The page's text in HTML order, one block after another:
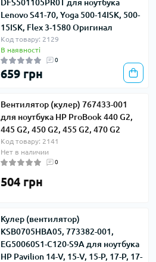
DFS501105PR0T для ноутбука
Lenovo S41-70, Yoga 500-14ISK, 500-
15ISK, Flex 3-1580 Оригинал
Код товару: 2129
В наявності
0
659 грн
Вентилятор (кулер) 767433-001
для ноутбука HP ProBook 440 G2,
445 G2, 450 G2, 455 G2, 470 G2
Код товару: 2141
Нет в наличии
0
504 грн
Кулер (вентилятор)
KSB0705HBA05, 773382-001,
EG50060S1-C120-S9A для ноутбука
HP Pavilion 14-V, 15-V, 15-P, 17-P, 17-